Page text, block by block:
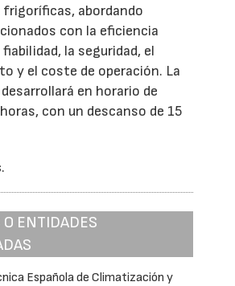
abordando
con la eficiencia
la seguridad, el
y el coste de operación. La
en horario de
con un descanso de 15
.
ENTIDADES
Española de Climatización y